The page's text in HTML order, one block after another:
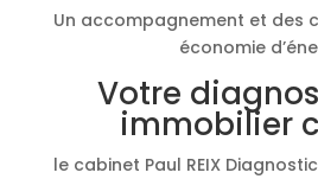
Un accompagnement et des
économie
Votre
immobilier
le cabinet Paul REIX